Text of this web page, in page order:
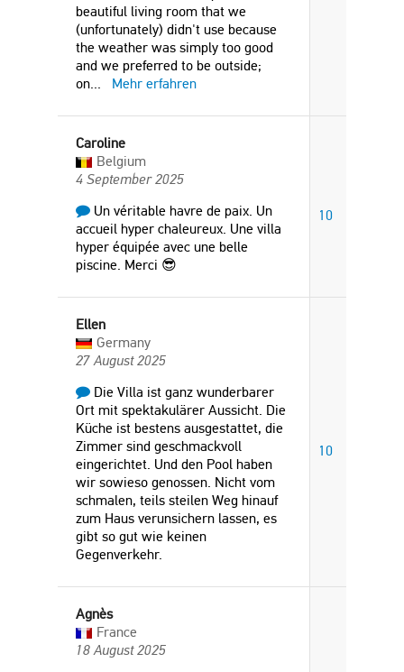
beautiful living room that we
(unfortunately) didn't use because
the weather was simply too good
and we preferred to be outside;
on... Mehr erfahren
Caroline
Belgium
4 September 2025
Un véritable havre de paix. Un
accueil hyper chaleureux. Une villa
hyper équipée avec une belle
piscine. Merci 😎
10
Ellen
Germany
27 August 2025
Die Villa ist ganz wunderbarer
Ort mit spektakulärer Aussicht. Die
Küche ist bestens ausgestattet, die
Zimmer sind geschmackvoll
eingerichtet. Und den Pool haben
wir sowieso genossen. Nicht vom
schmalen, teils steilen Weg hinauf
zum Haus verunsichern lassen, es
gibt so gut wie keinen
Gegenverkehr.
10
Agnès
France
18 August 2025